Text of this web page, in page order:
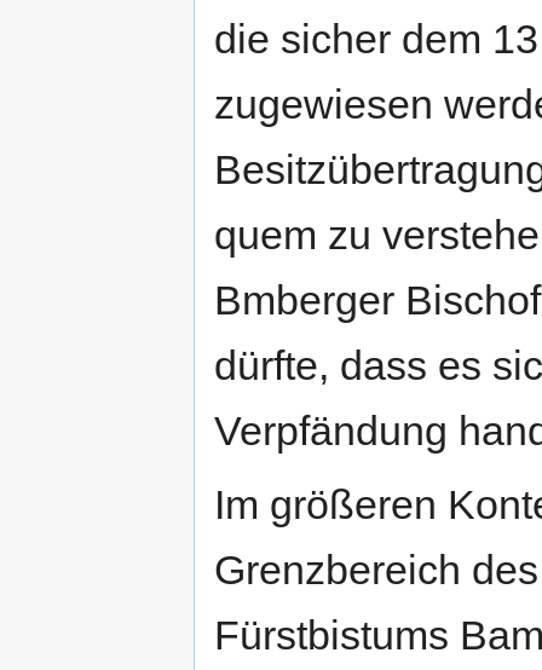
die sicher dem
zugewiesen
quem zu
Bmberger
dürfte, dass es
Verpfändung
Im größeren
Grenzbereich
Fürstbistums